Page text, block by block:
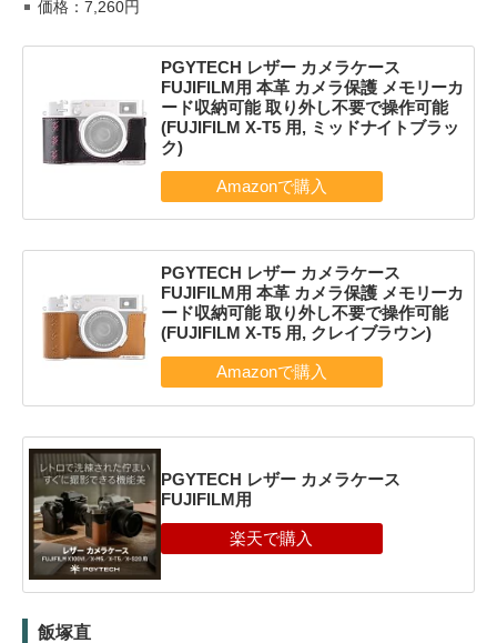
価格：7,260円
PGYTECH レザー カメラケース
FUJIFILM用 本革 カメラ保護 メモリーカ
ード収納可能 取り外し不要で操作可能
(FUJIFILM X-T5 用, ミッドナイトブラッ
ク)
PGYTECH レザー カメラケース
FUJIFILM用 本革 カメラ保護 メモリーカ
ード収納可能 取り外し不要で操作可能
(FUJIFILM X-T5 用, クレイブラウン)
PGYTECH レザー カメラケース
FUJIFILM用
飯塚直